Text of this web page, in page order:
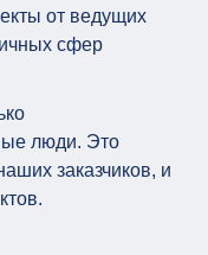
от ведущих
сфер
люди. Это
заказчиков, и